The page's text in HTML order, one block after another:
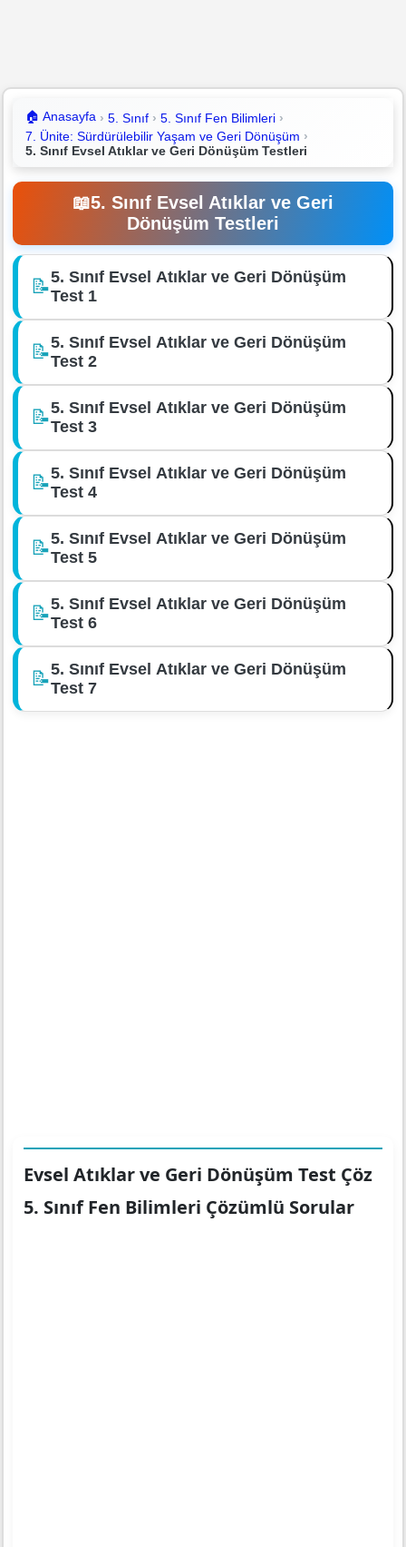
🏠 Anasayfa 5. Sınıf
5. Sınıf Fen Bilimleri
7. Ünite: Sürdürülebilir Yaşam ve Geri Dönüşüm
5. Sınıf Evsel Atıklar ve Geri Dönüşüm Testleri
📖5. Sınıf Evsel Atıklar ve Geri
Dönüşüm Testleri
📝5. Sınıf Evsel Atıklar ve Geri Dönüşüm
Test 1
📝5. Sınıf Evsel Atıklar ve Geri Dönüşüm
Test 2
📝5. Sınıf Evsel Atıklar ve Geri Dönüşüm
Test 3
📝5. Sınıf Evsel Atıklar ve Geri Dönüşüm
Test 4
📝5. Sınıf Evsel Atıklar ve Geri Dönüşüm
Test 5
📝5. Sınıf Evsel Atıklar ve Geri Dönüşüm
Test 6
📝5. Sınıf Evsel Atıklar ve Geri Dönüşüm
Test 7
Evsel Atıklar ve Geri Dönüşüm Test Çöz
5. Sınıf Fen Bilimleri Çözümlü Sorular